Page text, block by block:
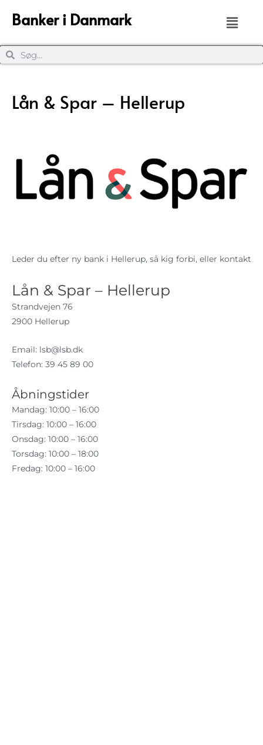
Banker i Danmark
Lån & Spar – Hellerup
Leder du efter ny bank i Hellerup, så kig forbi, eller kontakt
Lån & Spar – Hellerup
Strandvejen 76
2900 Hellerup
Email: lsb@lsb.dk
Telefon: 39 45 89 00
Åbningstider
Mandag: 10:00 – 16:00
Tirsdag: 10:00 – 16:00
Onsdag: 10:00 – 16:00
Torsdag: 10:00 – 18:00
Fredag: 10:00 – 16:00